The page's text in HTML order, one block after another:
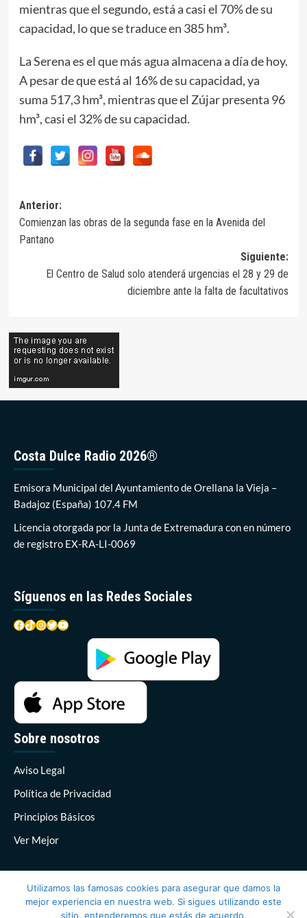
mientras que el segundo, está a casi el 70% de su
capacidad, lo que se traduce en 385 hm³.
La Serena es el que más agua almacena a día de hoy.
A pesar de que está al 16% de su capacidad, ya
suma 517,3 hm³, mientras que el Zújar presenta 96
hm³, casi el 32% de su capacidad.
Navegación
de
Anterior:
Comienzan las obras de la segunda fase en la Avenida del
Pantano
Siguiente:
El Centro de Salud solo atenderá urgencias el 28 y 29 de
diciembre ante la falta de facultativos
Costa Dulce Radio 2026®
Emisora Municipal del Ayuntamiento de Orellana la Vieja –
Badajoz (España) 107.4 FM
Licencia otorgada por la Junta de Extremadura con en número
de registro EX-RA-LI-0069
Síguenos en las Redes Sociales
Facebook
TikTok
Instagram
Twitter
YouTube
Sobre nosotros
Aviso Legal
Política de Privacidad
Principios Básicos
Ver Mejor
Utilizamos las famosas cookies para asegurar que damos la
mejor experiencia en nuestra web. Si sigues utilizando este
sitio, entenderemos que estás de acuerdo.